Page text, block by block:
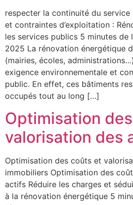
respecter la continuité du
et contraintes d’exploitation :
les services publics 5 minutes de
2025 La rénovation énergétique
(mairies, écoles,
exigence environnementale et
public. En effet, ces bâtiments
occupés tout au long […]
Optimisation
valorisation des
Optimisation des coûts et
immobiliers Optimisation des
actifs Réduire les charges et
à la rénovation énergétique 5